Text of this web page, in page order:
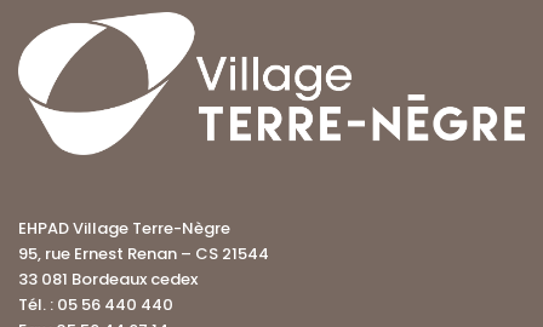
EHPAD Village Terre-Nègre
95, rue Ernest Renan – CS 21544
33 081 Bordeaux cedex
Tél. : 05 56 440 440